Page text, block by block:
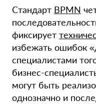
Стандарт BPMN
фиксирует
избежать ошибок
специалистами
бизнес-
могут быть
однозначно и